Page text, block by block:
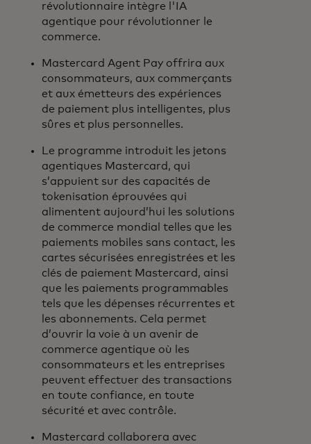
révolutionnaire intègre l'IA
agentique pour révolutionner le
commerce.
Mastercard Agent Pay offrira aux
consommateurs, aux commerçants
et aux émetteurs des expériences
de paiement plus intelligentes, plus
sûres et plus personnelles.
Le programme introduit les jetons
agentiques Mastercard, qui
s’appuient sur des capacités de
tokenisation éprouvées qui
alimentent aujourd’hui les solutions
de commerce mondial telles que les
paiements mobiles sans contact, les
cartes sécurisées enregistrées et les
clés de paiement Mastercard, ainsi
que les paiements programmables
tels que les dépenses récurrentes et
les abonnements. Cela permet
d’ouvrir la voie à un avenir de
commerce agentique où les
consommateurs et les entreprises
peuvent effectuer des transactions
en toute confiance, en toute
sécurité et avec contrôle.
Mastercard collaborera avec